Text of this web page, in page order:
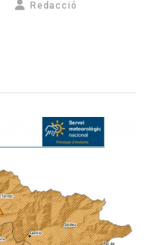
Redacció